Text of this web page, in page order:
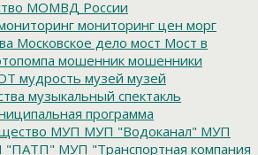
МОМВД России
мониторинг цен морг
Московское дело мост Мост в
мошенник мошенники
мудрость музей музей
музыкальный спектакль
программа
МУП МУП "Водоканал" МУП
"ПАТП" МУП "Транспортная компания